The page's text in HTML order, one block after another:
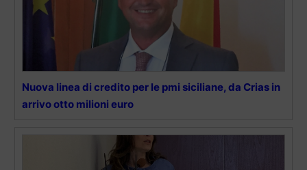
Nuova linea di credito per le pmi siciliane, da Crias in
arrivo otto milioni euro